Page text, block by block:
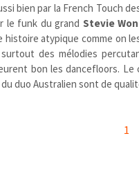
bien par la French Touch
le funk du grand Stevie
histoire atypique comme on
des mélodies
bon les dancefloors. Le
duo Australien sont de
1